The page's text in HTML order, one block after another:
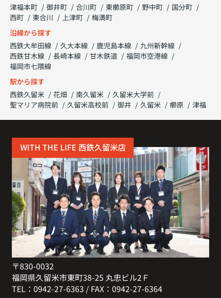
津福本町
御井町 合川町 東櫛原町 野中町
国分町
西町
東合川 上津町
梅満町
沿線から探す
西鉄大牟田線
久大本線 鹿児島本線
九州新幹線
西鉄甘木線
長崎本線 甘木鉄道
福岡市空港線
福岡市七隈線
駅から探す
西鉄久留米
花畑 南久留米
久留米大学前
聖マリア病院前
久留米高校前 御井 久留米 櫛原 津福
WITH THE LIFE 西鉄久留米店
〒830-0032
福岡県久留米市東町38-25 丸忠ビル2Ｆ
TEL：0942-27-6363 / FAX：0942-27-6364